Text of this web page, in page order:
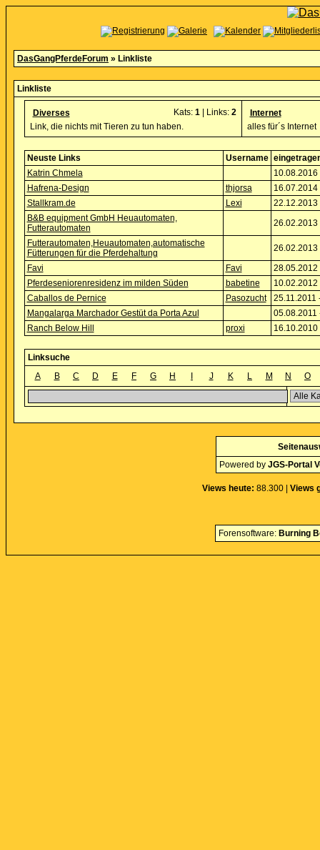
DasGangPferdeForum » Linkliste
Linkliste
Diverses Kats: 1| Links: 2
Link, die nichts mit Tieren zu tun haben.
Internet
alles für´s Internet
Neuste Links Username
Katrin Chmela
10.08.2016
Hafrena-Design
thjorsa
16.07.2014
Stallkram.de
Lexi
22.12.2013
B&B equipment GmbH Heuautomaten,
Futterautomaten
26.02.2013
Futterautomaten,Heuautomaten,automatische
Fütterungen für die Pferdehaltung
26.02.2013
Favi
Favi
28.05.2012
Pferdeseniorenresidenz im milden Süden
babetine
10.02.2012
Caballos de Pernice
Pasozucht
25.11.2011
Mangalarga Marchador Gestüt da Porta Azul
05.08.2011
Ranch Below Hill
proxi 16.10.2010
Linksuche
A
B C D E F G H J K L M N O
Powered by JGS-Portal
Views heute: 88.300 | Views
Forensoftware: Burning